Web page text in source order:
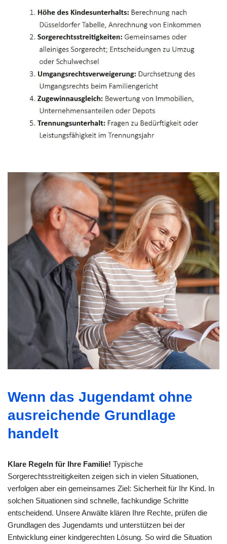
Wenn das Jugendamt ohne
ausreichende Grundlage
handelt
Klare Regeln für Ihre Familie! Typische
Sorgerechtsstreitigkeiten zeigen sich in vielen Situationen,
verfolgen aber ein gemeinsames Ziel: Sicherheit für Ihr Kind. In
solchen Situationen sind schnelle, fachkundige Schritte
entscheidend. Unsere Anwälte klären Ihre Rechte, prüfen die
Grundlagen des Jugendamts und unterstützen bei der
Entwicklung einer kindgerechten Lösung. So wird die Situation